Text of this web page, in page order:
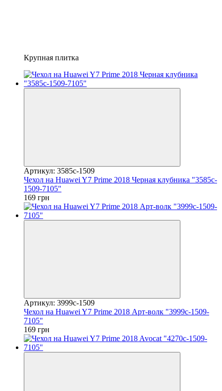
Крупная плитка
Артикул: 3585c-1509
Чехол на Huawei Y7 Prime 2018 Черная клубника "3585c-
1509-7105"
169 грн
Артикул: 3999c-1509
Чехол на Huawei Y7 Prime 2018 Арт-волк "3999c-1509-
7105"
169 грн